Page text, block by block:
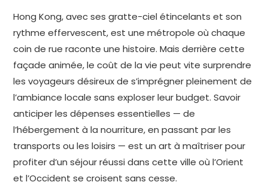
Hong Kong, avec ses gratte-ciel étincelants et son
rythme effervescent, est une métropole où chaque
coin de rue raconte une histoire. Mais derrière cette
façade animée, le coût de la vie peut vite surprendre
les voyageurs désireux de s’imprégner pleinement de
l’ambiance locale sans exploser leur budget. Savoir
anticiper les dépenses essentielles — de
l’hébergement à la nourriture, en passant par les
transports ou les loisirs — est un art à maîtriser pour
profiter d’un séjour réussi dans cette ville où l’Orient
et l’Occident se croisent sans cesse.